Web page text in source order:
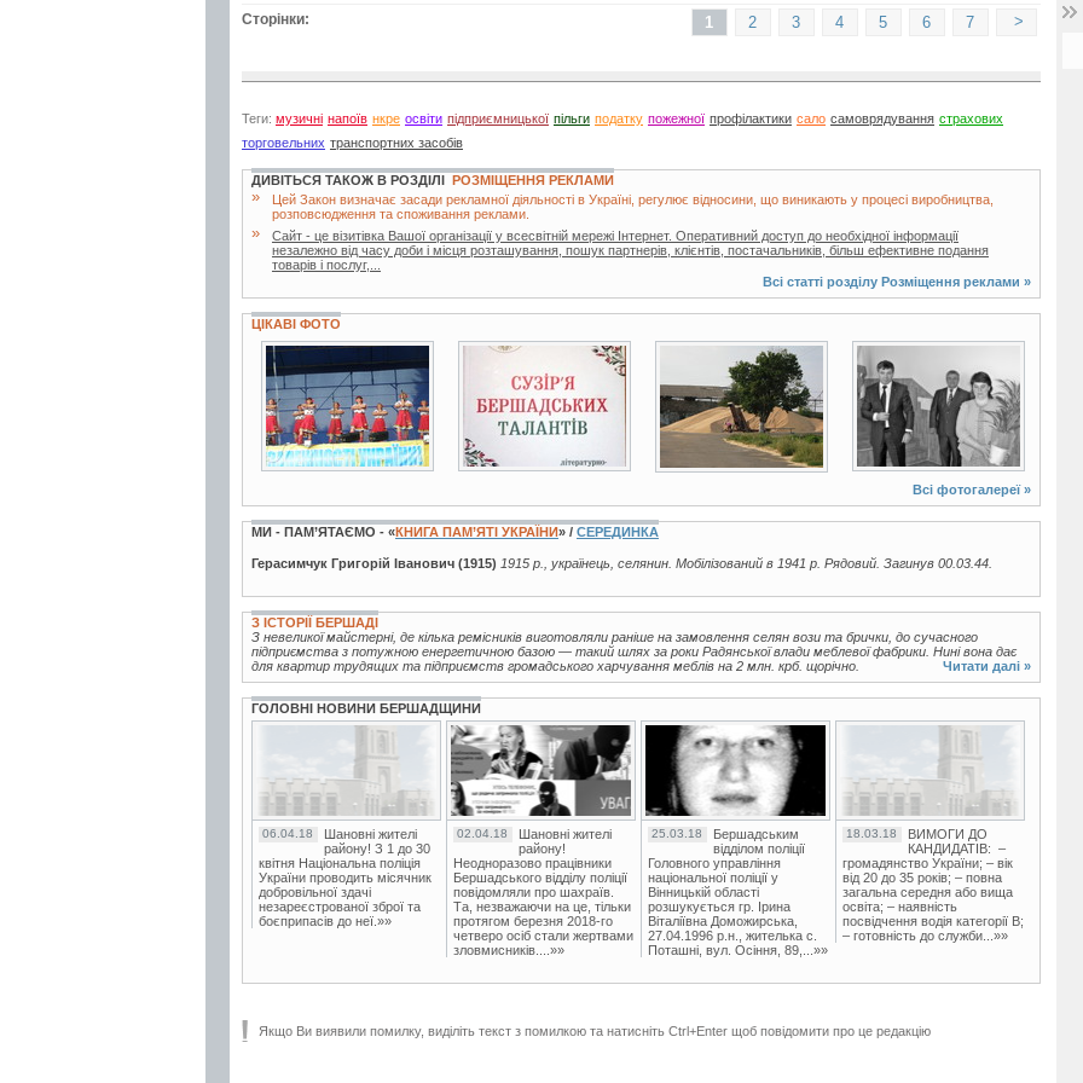
Сторінки: >
7
6
5
4
3
2
1
Теги: музичні напоїв нкре освіти підприємницької пільги податку пожежної профілактики сало самоврядування страхових
торговельних транспортних засобів
ДИВІТЬСЯ ТАКОЖ В РОЗДІЛІ РОЗМІЩЕННЯ РЕКЛАМИ
»
Цей Закон визначає засади рекламної діяльності в Україні, регулює відносини, що виникають у процесі виробництва,
розповсюдження та споживання реклами.
»
Сайт - це візитівка Вашої організації у всесвітній мережі Інтернет. Оперативний доступ до необхідної інформації
незалежно від часу доби і місця розташування, пошук партнерів, клієнтів, постачальників, більш ефективне подання
товарів і послуг,...
Всі статті розділу Розміщення реклами »
ЦІКАВІ ФОТО
2 фото
Всі фотогалереї »
МИ - ПАМ’ЯТАЄМО - «КНИГА ПАМ’ЯТІ УКРАЇНИ» / СЕРЕДИНКА
Герасимчук Григорій Іванович (1915) 1915 р., українець, селянин. Мобілізований в 1941 р. Рядовий. Загинув 00.03.44.
З ІСТОРІЇ БЕРШАДІ
З невеликої майстерні, де кілька ремісників виготовляли раніше на замовлення селян вози та брички, до сучасного
підприємства з потужною енергетичною базою — такий шлях за роки Радянської влади меблевої фабрики. Нині вона дає
для квартир трудящих та підприємств громадського харчування меблів на 2 млн. крб. щорічно.
Читати далі »
ГОЛОВНІ НОВИНИ БЕРШАДЩИНИ
06.04.18
Шановні жителі
району! З 1 до 30
квітня Національна поліція
України проводить місячник
добровільної здачі
незареєстрованої зброї та
боєприпасів до неї.»»
02.04.18
Шановні жителі
району!
Неодноразово працівники
Бершадського відділу поліції
повідомляли про шахраїв.
Та, незважаючи на це, тільки
протягом березня 2018-го
четверо осіб стали жертвами
зловмисників....»»
25.03.18
Бершадським
відділом поліції
Головного управління
національної поліції у
Вінницькій області
розшукується гр. Ірина
Віталіївна Доможирська,
27.04.1996 р.н., жителька с.
Поташні, вул. Осіння, 89,...»»
18.03.18
ВИМОГИ ДО
КАНДИДАТІВ: –
громадянство України; – вік
від 20 до 35 років; – повна
загальна середня або вища
освіта; – наявність
посвідчення водія категорії В;
– готовність до служби...»»
Якщо Ви виявили помилку, виділіть текст з помилкою та натисніть Ctrl+Enter щоб повідомити про це редакцію